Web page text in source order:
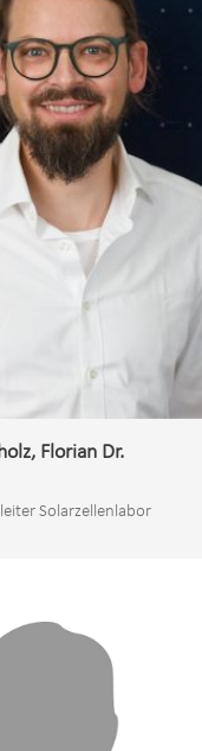
Florian Dr.
Solarzellenlabor